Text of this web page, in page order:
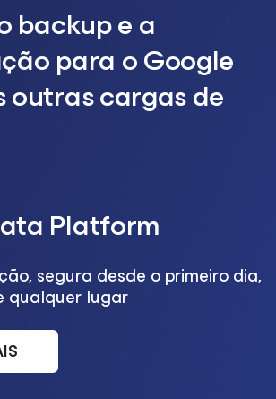
backup e a
para o Google
outras cargas de
Platform
segura desde o primeiro dia,
qualquer lugar